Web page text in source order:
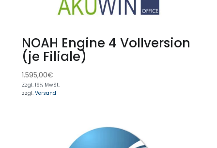
NOAH Engine 4 Vollversion
(je Filiale)
1.595,00€
Zzgl. 19% MwSt.
zzgl. Versand